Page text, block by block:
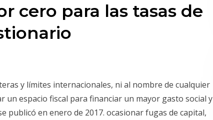
cero para las tasas de
y límites internacionales, ni al nombre de cualquier
espacio fiscal para financiar un mayor gasto social y
publicó en enero de 2017. ocasionar fugas de capital,